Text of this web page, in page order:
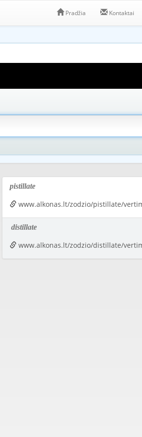
Pradžia Kontaktai
pistillate
www.alkonas.lt/zodzio/pistillate/
distillate
www.alkonas.lt/zodzio/distillate/